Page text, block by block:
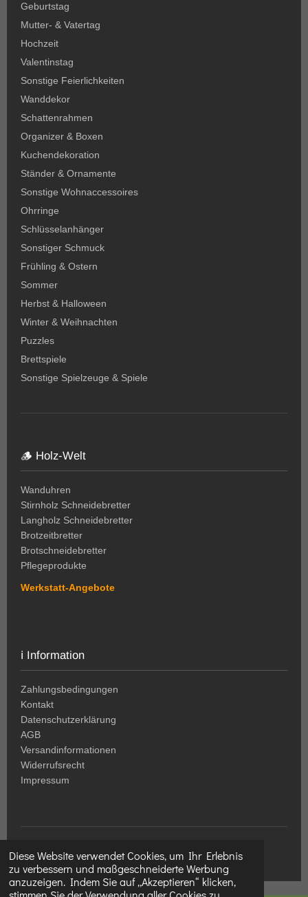
Diese Website verwendet Cookies, um Ihr Erlebnis
zu verbessern und maßgeschneiderte Werbung
anzuzeigen. Indem Sie auf „Akzeptieren“ klicken,
Geburtstag
Mutter- & Vatertag
Hochzeit
Valentinstag
Sonstige Feierlichkeiten
Wanddekor
Schattenrahmen
Organizer & Boxen
Kuchendekoration
Ständer & Ornamente
Sonstige Wohnaccessoires
Ohrringe
Schlüsselanhänger
Sonstiger Schmuck
Frühling & Ostern
Sommer
Herbst & Halloween
Winter & Weihnachten
Puzzles
Brettspiele
Sonstige Spielzeuge & Spiele
🪵 Holz-Welt
Wanduhren
Stirnholz Schneidebretter
Langholz Schneidebretter
Brotzeitbretter
Brotschneidebretter
Pflegeprodukte
Werkstatt-Angebote
ℹ️ Information
Zahlungsbedingungen
Kontakt
Datenschutzerklärung
AGB
Versandinformationen
Widerrufsrecht
Impressum